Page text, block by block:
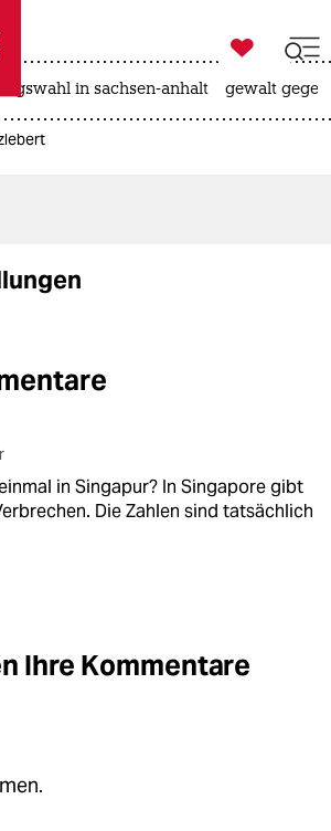
taz zahl ich
taz zahl ich

taz zahl ich
in sachsen-anhalt gewalt
in Singapur? In Singapore gibt
Die Zahlen sind tatsächlich
Ihre Kommentare